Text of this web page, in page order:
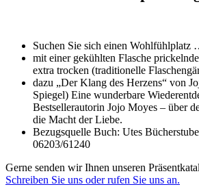
Suchen Sie sich einen Wohlfühlplatz
mit einer gekühlten Flasche
extra trocken (traditionelle
dazu „Der Klang des Herzens“ von
Spiegel) Eine wunderbare
Bestsellerautorin Jojo Moyes – über
die Macht der Liebe.
Bezugsquelle Buch: Utes
06203/61240
Gerne senden wir Ihnen unseren
Schreiben Sie uns oder rufen Sie uns an.